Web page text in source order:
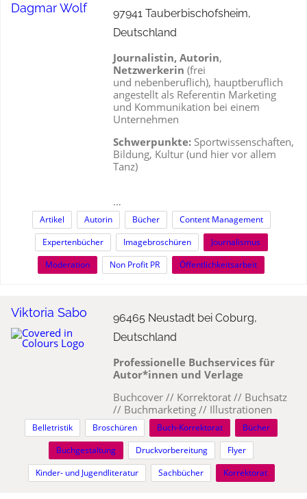
Dagmar Wolf
97941 Tauberbischofsheim,
Deutschland
Journalistin, Autorin,
Netzwerkerin (frei
und nebenberuflich), hauptberuflich
angestellt als Referentin Marketing
und Kommunikation bei einem
Unternehmen
Schwerpunkte:Sportwissenschaften,
Bildung, Kultur (und hier vor allem
Tanz)
…
Artikel Autorin Bücher
Content Management
Expertenbücher
Imagebroschüren
Journalismus
Moderation
Non Profit PR Öffentlichkeitsarbeit
Viktoria Sabo
96465 Neustadt bei Coburg,
Deutschland
Professionelle Buchservices für
Autor*innen und Verlage
Buchcover // Korrektorat // Buchsatz
// Buchmarketing // Illustrationen
Belletristik Broschüren Buch-Korrektorat
Bücher
Buchgestaltung
Druckvorbereitung
Flyer
Kinder- und Jugendliteratur
Sachbücher Korrektorat